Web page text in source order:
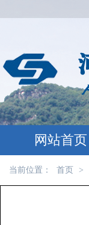
网站首页
当前位置： 首页 >